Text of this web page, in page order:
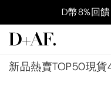
D幣8%回饋
新品熱賣TOP50現貨